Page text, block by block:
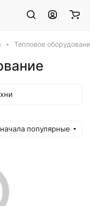
Тепловое
популярные